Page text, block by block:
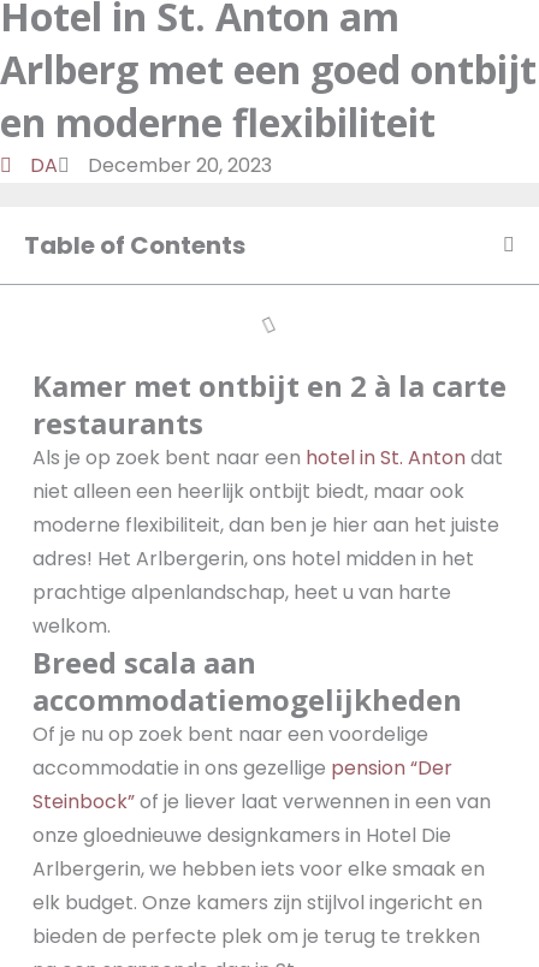
Hotel in St. Anton am
Arlberg met een goed ontbijt
en moderne flexibiliteit
DA December 20, 2023
Table of Contents
Kamer met ontbijt en 2 à la carte
restaurants
Als je op zoek bent naar een hotel in St. Anton dat
niet alleen een heerlijk ontbijt biedt, maar ook
moderne flexibiliteit, dan ben je hier aan het juiste
adres! Het Arlbergerin, ons hotel midden in het
prachtige alpenlandschap, heet u van harte
welkom.
Breed scala aan
accommodatiemogelijkheden
Of je nu op zoek bent naar een voordelige
accommodatie in ons gezellige pension “Der
Steinbock”of je liever laat verwennen in een van
onze gloednieuwe designkamers in Hotel Die
Arlbergerin, we hebben iets voor elke smaak en
elk budget. Onze kamers zijn stijlvol ingericht en
bieden de perfecte plek om je terug te trekken